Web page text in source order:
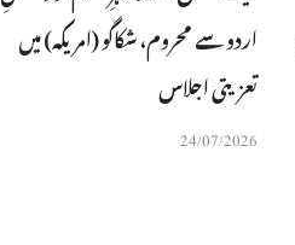
اردو سے محروم، شکاگو (امریکہ) میں
تعزیتی اجلاس
24/07/2026